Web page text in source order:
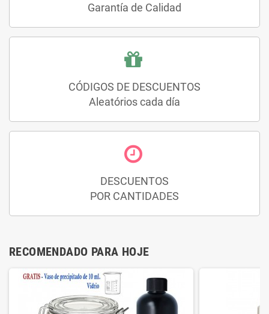
Garantía de Calidad
CÓDIGOS DE DESCUENTOS
Aleatórios cada día
DESCUENTOS
POR CANTIDADES
RECOMENDADO PARA HOJE